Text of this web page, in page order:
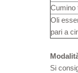
Cumino
Oli
pari a
Si